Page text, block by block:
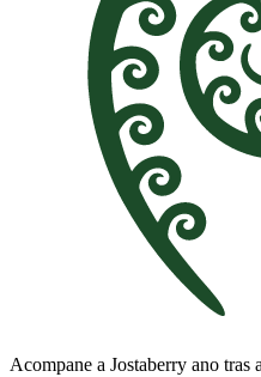
Acompane a Jostaberry ano tras